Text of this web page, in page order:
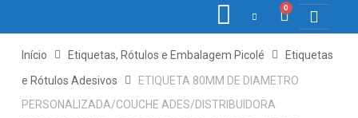
0
Início Etiquetas, Rótulos e Embalagem Picolé
Etiquetas
e Rótulos Adesivos
ETIQUETA 80MM DE DIAMETRO
PERSONALIZADA/COUCHE ADES/DISTRIBUIDORA